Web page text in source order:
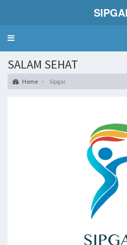
Toggle
SALAM SEHAT
Home Sipgar